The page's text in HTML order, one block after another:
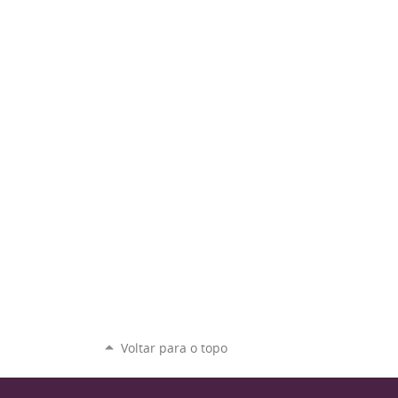
Voltar para o topo